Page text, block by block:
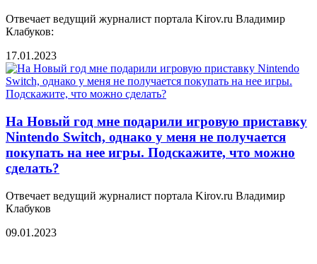
Отвечает ведущий журналист портала Kirov.ru Владимир
Клабуков:
17.01.2023
На Новый год мне подарили игровую приставку
Nintendo Switch, однако у меня не получается
покупать на нее игры. Подскажите, что можно
сделать?
Отвечает ведущий журналист портала Kirov.ru Владимир
Клабуков
09.01.2023